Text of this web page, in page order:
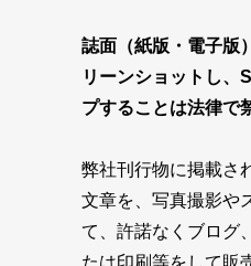
誌面（紙版・電子版
リーンショットし、
プすることは法律で
弊社刊行物に掲載さ
文章を、写真撮影や
て、許諾なくブログ
たは印刷等をして販